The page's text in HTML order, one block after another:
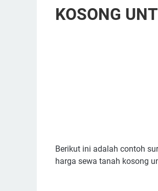
KOSONG
Berikut ini adalah contoh
harga sewa tanah kosong